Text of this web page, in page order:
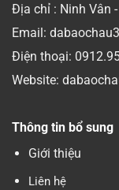
Địa chỉ : Ninh Vân
Email:
Điện thoại:
Website:
Thông tin bổ sung
Giới thiệu
Liên hệ